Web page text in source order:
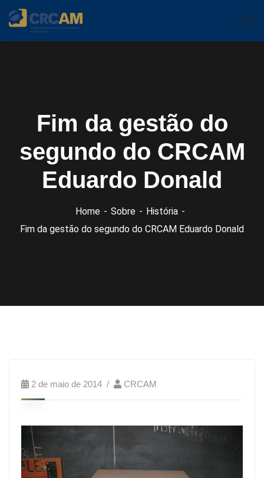
Fim da gestão do
segundo do CRCAM
Eduardo Donald
Home Sobre
História
Fim da gestão do segundo do CRCAM Eduardo Donald
2 de maio de 2014 CRCAM